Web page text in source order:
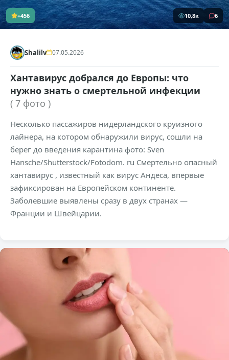
+456 10,8к 6
Shalilv 07.05.2026
Хантавирус добрался до Европы: что
нужно знать о смертельной инфекции
( 7 фото )
Несколько пассажиров нидерландского круизного
лайнера, на котором обнаружили вирус, сошли на
берег до введения карантина фото: Sven
Hansche/Shutterstock/Fotodom. ru Смертельно опасный
хантавирус , известный как вирус Андеса, впервые
зафиксирован на Европейском континенте.
Заболевшие выявлены сразу в двух странах —
Франции и Швейцарии.